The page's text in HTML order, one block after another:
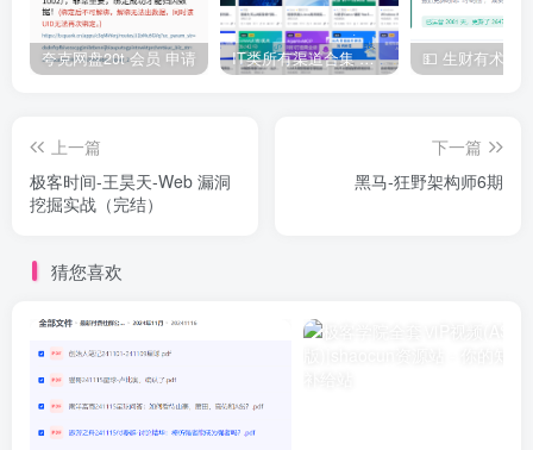
夸克网盘20t 会员 申请 IT类所有渠道合集 持续日更，目前近四千多条资源 年费用户微信私信获取权限
上一篇
极客时间-王昊天-Web 漏洞
挖掘实战（完结）
下一篇
黑马-狂野架构师6期
猜您喜欢